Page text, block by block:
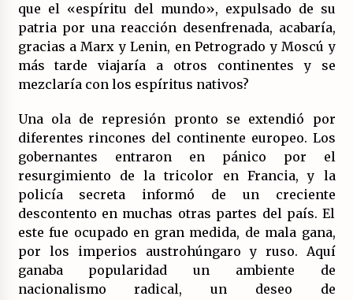
que el «espíritu del mundo», expulsado de su
patria por una reacción desenfrenada, acabaría,
gracias a Marx y Lenin, en Petrogrado y Moscú y
más tarde viajaría a otros continentes y se
mezclaría con los espíritus nativos?
Una ola de represión pronto se extendió por
diferentes rincones del continente europeo. Los
gobernantes entraron en pánico por el
resurgimiento de la tricolor en Francia, y la
policía secreta informó de un creciente
descontento en muchas otras partes del país. El
este fue ocupado en gran medida, de mala gana,
por los imperios austrohúngaro y ruso. Aquí
ganaba popularidad un ambiente de
nacionalismo radical, un deseo de